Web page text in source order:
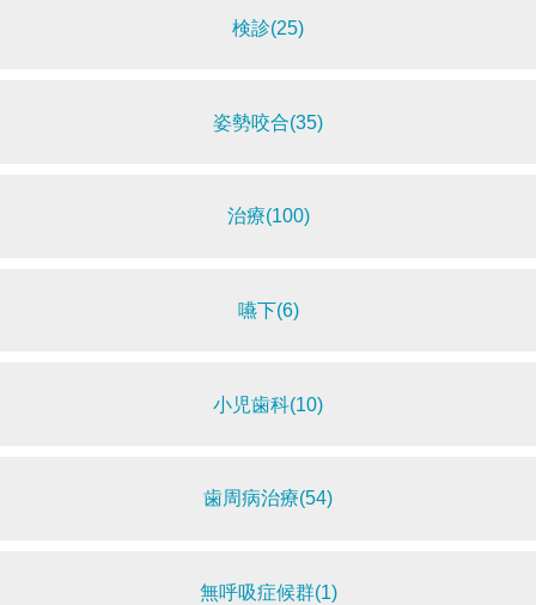
検診(25)
姿勢咬合(35)
治療(100)
嚥下(6)
小児歯科(10)
歯周病治療(54)
無呼吸症候群(1)